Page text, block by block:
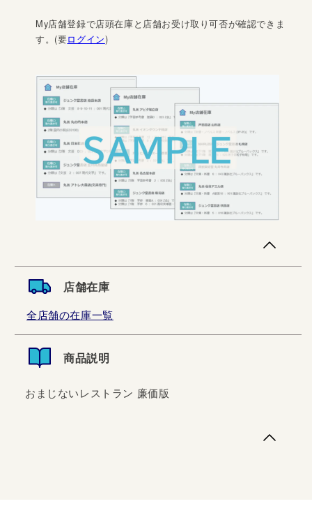
My店舗登録で店頭在庫と店舗お受け取り可否が確認できま
す。(要ログイン)
店舗在庫
全店舗の在庫一覧
商品説明
おまじないレストラン 廉価版